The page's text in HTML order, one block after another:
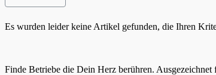
Es wurden leider keine Artikel gefunden, die Ihren
Finde Betriebe die Dein Herz berühren.